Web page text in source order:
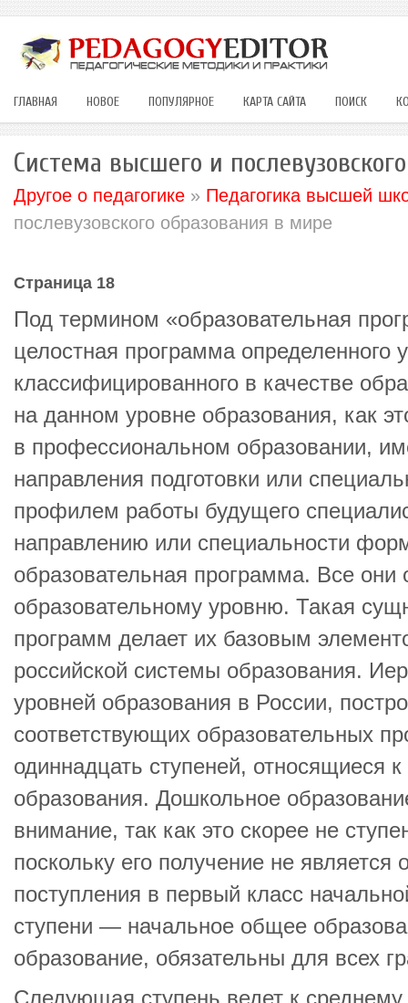
ГЛАВНАЯ НОВОЕ ПОПУЛЯРНОЕ КАРТА САЙТА ПОИСК
Система высшего и
Другое о педагогике » Педагогика высшей
послевузовского образования в мире
Страница 18
Под термином «образовательная
целостная программа определенного
классифицированного в качестве
на данном уровне образования, как
в профессиональном образовании,
направления подготовки или
профилем работы будущего
направлению или специальности
образовательная программа. Все они
образовательному уровню. Такая
программ делает их базовым
российской системы образования.
уровней образования в России,
соответствующих образовательных
одиннадцать ступеней, относящиеся
образования. Дошкольное
внимание, так как это скорее не
поскольку его получение не
поступления в первый класс
ступени — начальное общее
образование, обязательны для всех